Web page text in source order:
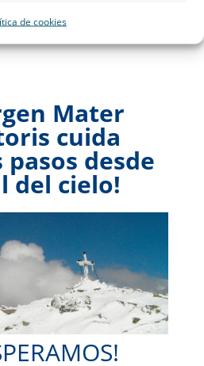
de cookies
contestación es el
de noviembre
Mater
cuida
desde
del cielo!